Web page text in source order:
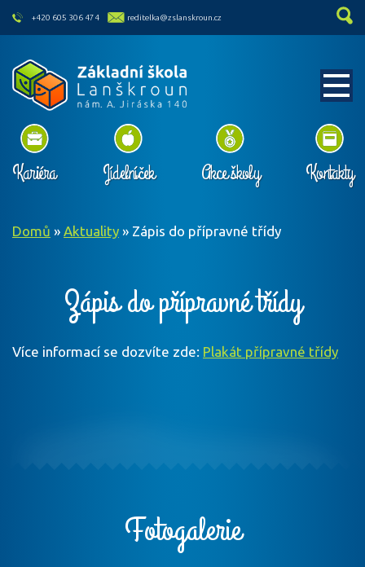
skip to main content
+420 605 306 474 reditelka@zslanskroun.cz
Kariéra Jídelníček Akce školy Kontakty
Domů » Aktuality » Zápis do přípravné třídy
Zápis do přípravné třídy
Více informací se dozvíte zde: Plakát přípravné třídy
Fotogalerie